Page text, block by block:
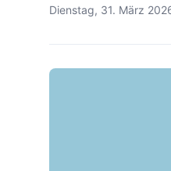
Dienstag, 31. März